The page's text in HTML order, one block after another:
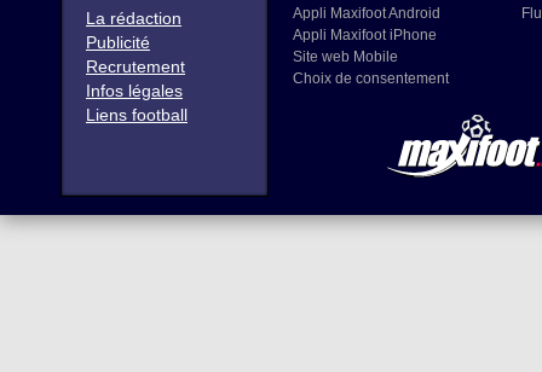
La rédaction
Publicité
Recrutement
Infos légales
Liens football
Appli Maxifoot Android
Appli Maxifoot iPhone
Site web Mobile
Choix de consentement